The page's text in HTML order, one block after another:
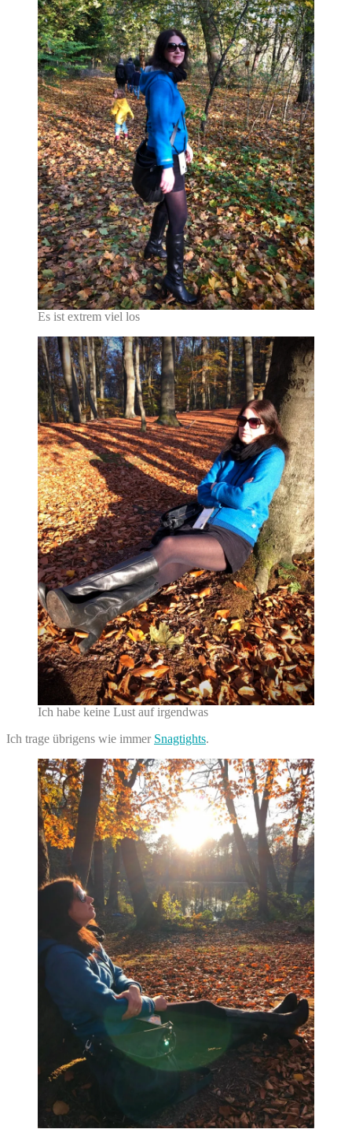
Es ist extrem viel los
Ich habe keine Lust auf irgendwas
Ich trage übrigens wie immer Snagtights.